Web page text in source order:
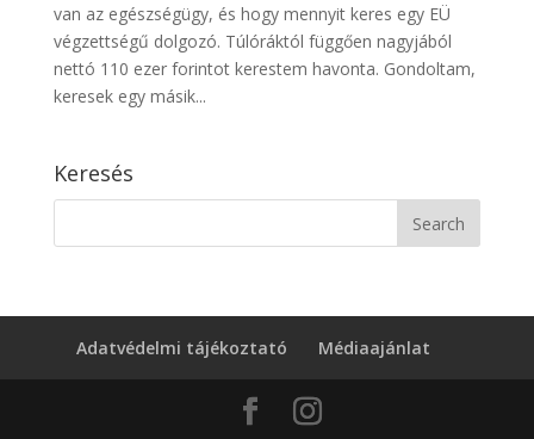
van az egészségügy, és hogy mennyit keres egy EÜ
végzettségű dolgozó. Túlóráktól függően nagyjából
nettó 110 ezer forintot kerestem havonta. Gondoltam,
keresek egy másik...
Keresés
Adatvédelmi tájékoztató Médiaajánlat